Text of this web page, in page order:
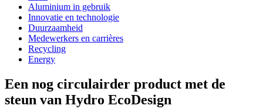
Aluminium in gebruik
Innovatie en technologie
Duurzaamheid
Medewerkers en carrières
Recycling
Energy
Een nog circulairder product met de
steun van Hydro EcoDesign